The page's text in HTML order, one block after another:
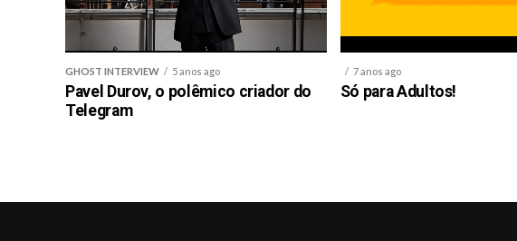
GHOST INTERVIEW 5 anos ago
Pavel Durov, o polêmico criador do
Telegram
7 anos ago
Só para Adultos!